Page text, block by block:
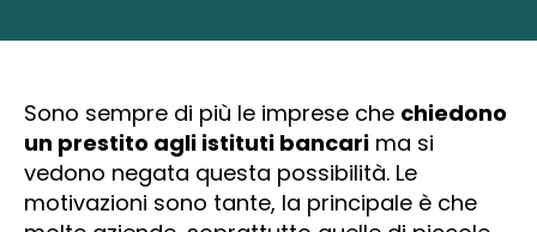
Sono sempre di più le imprese che chiedono
un prestito agli istituti bancari ma si
vedono negata questa possibilità. Le
motivazioni sono tante, la principale è che